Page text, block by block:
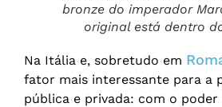
bronze do imperador
original está dentro
Na Itália e, sobretudo em
fator mais interessante para a
pública e privada: com o poder